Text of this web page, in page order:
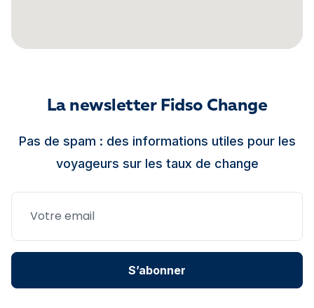
La newsletter Fidso Change
Pas de spam : des informations utiles pour les
voyageurs sur les taux de change
S’abonner